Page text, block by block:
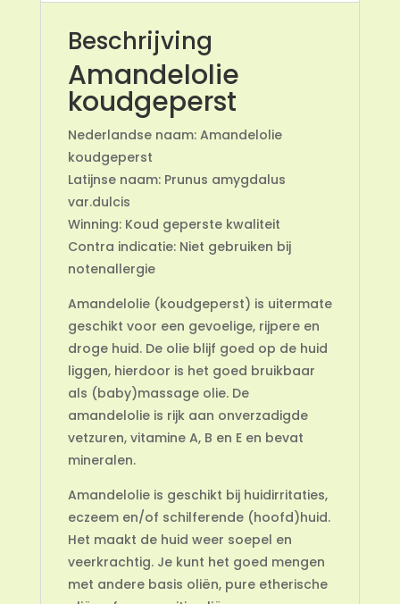
Beschrijving
Amandelolie
koudgeperst
Nederlandse naam: Amandelolie
koudgeperst
Latijnse naam: Prunus amygdalus
var.dulcis
Winning: Koud geperste kwaliteit
Contra indicatie: Niet gebruiken bij
notenallergie
Amandelolie (koudgeperst) is uitermate
geschikt voor een gevoelige, rijpere en
droge huid. De olie blijf goed op de huid
liggen, hierdoor is het goed bruikbaar
als (baby)massage olie. De
amandelolie is rijk aan onverzadigde
vetzuren, vitamine A, B en E en bevat
mineralen.
Amandelolie is geschikt bij huidirritaties,
eczeem en/of schilferende (hoofd)huid.
Het maakt de huid weer soepel en
veerkrachtig. Je kunt het goed mengen
met andere basis oliën, pure etherische